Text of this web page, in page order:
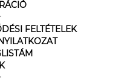
FELTÉTELEK